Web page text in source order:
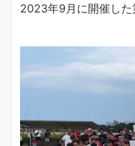
2023年9月に開催し